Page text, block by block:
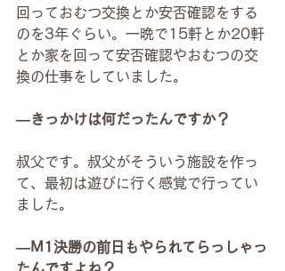
回っておむつ交換とか安否確認をする
のを3年ぐらい。一晩で15軒とか20軒
とか家を回って安否確認やおむつの交
換の仕事をしていました。
―きっかけは何だったんですか？
叔父です。叔父がそういう施設を作っ
て、最初は遊びに行く感覚で行ってい
ました。
―M1決勝の前日もやられてらっしゃっ